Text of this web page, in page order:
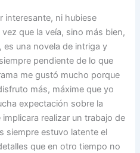
interesante, ni hubiese
que la veía, sino más bien,
es una novela de intriga y
pendiente de lo que
me gustó mucho porque
más, máxime que yo
expectación sobre la
realizar un trabajo de
siempre estuvo latente el
que en otro tiempo no